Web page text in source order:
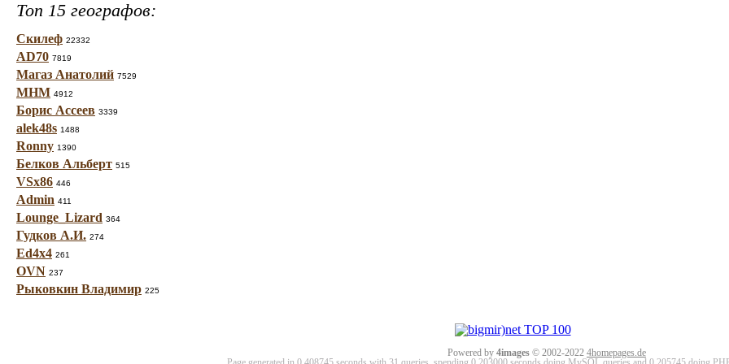
Топ 15 географов:
Скилеф 22332
AD70 7819
Магаз Анатолий 7529
МНМ 4912
Борис Ассеев 3339
alek48s 1488
Ronny 1390
Белков Альберт 515
VSx86 446
Admin 411
Lounge_Lizard 364
Гудков А.И. 274
Ed4x4 261
OVN 237
Рыковкин Владимир 225
Powered by 4images © 2002-2022 4homepages.de